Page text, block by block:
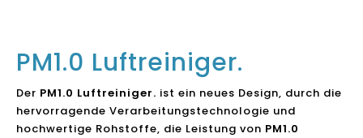
PM1.0 Luftreiniger.
Der PM1.0 Luftreiniger. ist ein neues Design, durch die
hervorragende Verarbeitungstechnologie und
hochwertige Rohstoffe, die Leistung von PM1.0